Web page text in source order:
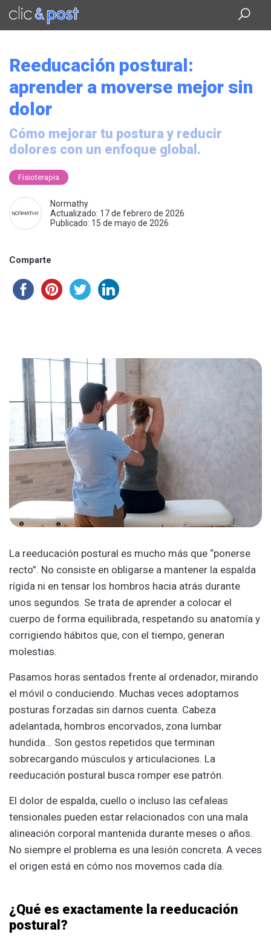
Saltar
contenido
Reeducación postural:
aprender a moverse mejor sin
dolor
Cómo mejorar tu postura y reducir
dolores con un enfoque global.
Fisioterapia
Normathy
Actualizado: 17 de febrero de 2026
Publicado: 15 de mayo de 2026
Comparte
La reeducación postural es mucho más que “ponerse
recto”. No consiste en obligarse a mantener la espalda
rígida ni en tensar los hombros hacia atrás durante
unos segundos. Se trata de aprender a colocar el
cuerpo de forma equilibrada, respetando su anatomía y
corrigiendo hábitos que, con el tiempo, generan
molestias.
Pasamos horas sentados frente al ordenador, mirando
el móvil o conduciendo. Muchas veces adoptamos
posturas forzadas sin darnos cuenta. Cabeza
adelantada, hombros encorvados, zona lumbar
hundida… Son gestos repetidos que terminan
sobrecargando músculos y articulaciones. La
reeducación postural busca romper ese patrón.
El dolor de espalda, cuello o incluso las cefaleas
tensionales pueden estar relacionados con una mala
alineación corporal mantenida durante meses o años.
No siempre el problema es una lesión concreta. A veces
el origen está en cómo nos movemos cada día.
¿Qué es exactamente la reeducación
postural?